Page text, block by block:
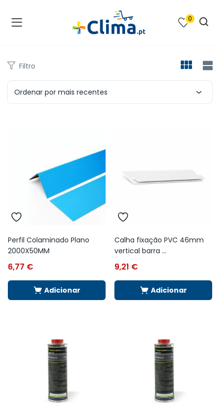
e Barbecues )
renováveis )
0
Filtro
Ordenar por mais recentes
Perfil Colaminado Plano
2000X50MM
6,77 €
Adicionar
Calha fixação PVC 46mm
vertical barra ...
9,21 €
Adicionar